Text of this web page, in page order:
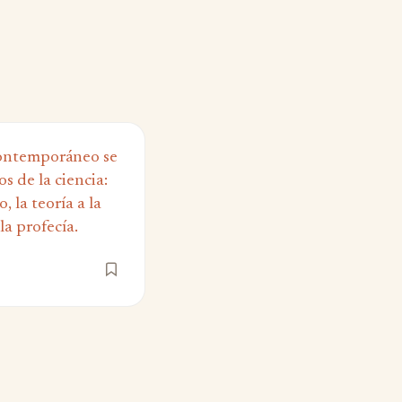
se
de la ciencia:
la teoría a la
profecía.